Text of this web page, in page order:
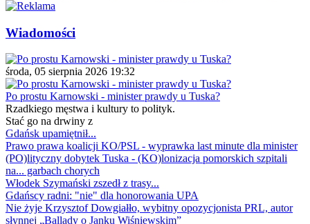
Wiadomości
środa, 05 sierpnia 2026 19:32
Po prostu Karnowski - minister prawdy u Tuska?
Rzadkiego męstwa i kultury to polityk.
Stać go na drwiny z
Gdańsk upamiętnił...
Prawo prawa koalicji KO/PSL - wyprawka last minute dla minister
(PO)lityczny dobytek Tuska - (KO)lonizacja pomorskich szpitali
na... garbach chorych
Włodek Szymański zszedł z trasy...
Gdańscy radni: "nie" dla honorowania UPA
Nie żyje Krzysztof Dowgiałło, wybitny opozycjonista PRL, autor
słynnej „Ballady o Janku Wiśniewskim”